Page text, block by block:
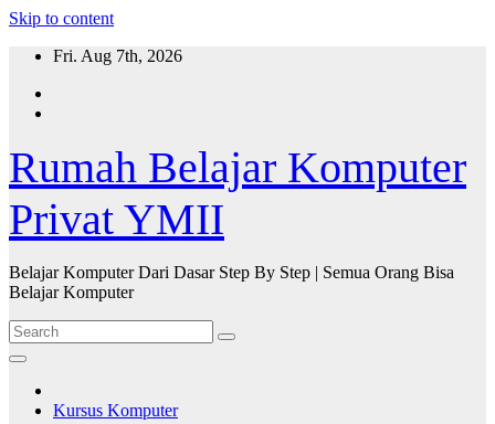
Skip to content
Fri. Aug 7th, 2026
Rumah Belajar Komputer
Privat YMII
Belajar Komputer Dari Dasar Step By Step | Semua Orang Bisa
Belajar Komputer
Kursus Komputer